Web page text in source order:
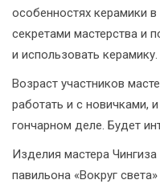
особенностях керамики
секретами мастерства и
и использовать керамику.
Возраст участников
работать и с новичками,
гончарном деле. Будет
Изделия мастера
павильона «Вокруг